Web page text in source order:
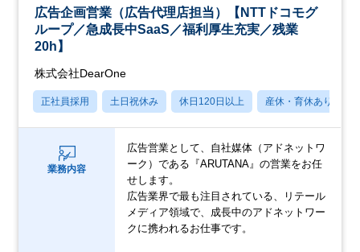
広告企画営業（広告代理店担当）【NTTドコモグ
ループ／急成長中SaaS／福利厚生充実／残業
20h】
株式会社DearOne
正社員採用 土日祝休み 休日120日以上 産休・育休あり
業務内容
広告営業として、自社媒体（アドネットワ
ーク）である『ARUTANA』の営業をお任
せします。
広告業界で最も注目されている、リテール
メディア領域で、成長中のアドネットワー
クに携われるお仕事です。